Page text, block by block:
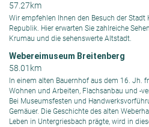
57.27km
Wir empfehlen Ihnen den Besuch der
Republik. Hier erwarten Sie zahlreiche
Krumau und die sehenswerte Altstadt.
Webereimuseum Breitenberg
58.01km
In einem alten Bauernhof aus dem 16. Jh.
Wohnen und Arbeiten, Flachsanbau und -
Bei Museumsfesten und
Gemäuer. Die Geschichte des alten
Leben in Untergriesbach prägte, wird in